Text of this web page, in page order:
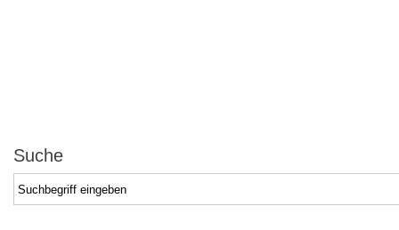
Suche
Seite
durchsuchen